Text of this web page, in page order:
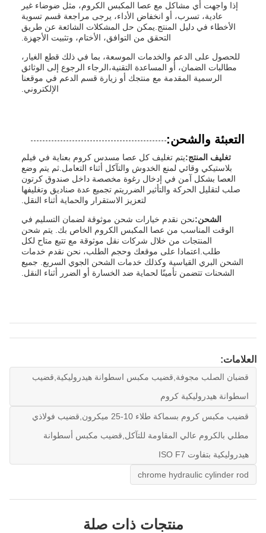
إذا واجهت أي مشاكل مع عصا المكبس الكروم، مثل ضوضاء غير
عادية، تسرب، أو انخفاض الأداء، يرجى مراجعة قسم تسوية
الأخطاء في دليل المنتج.يمكن حل المشكلات الشائعة عن طريق
التحقق من التوافق، الأختام، وتثبيت الأجهزة.
للحصول على الدعم والخدمات الموسعة، بما في ذلك قطع الغيار،
مطالبات الضمان، أو المساعدة التقنية،الرجاء الرجوع إلى الوثائق
الرسمية المقدمة مع منتجك أو زيارة قسم الدعم في موقعنا
الإلكتروني.
التعبئة والشحن:
تغليف المنتج:يتم تغليف كل عصا مسدس كروم بعناية في فيلم
بلاستيكي وقائي لمنع الخدوش والتآكل أثناء التعامل.ثم يتم وضع
العصا بشكل آمن في إدخال رغوة مخصصة داخل صندوق كرتون
صلب لتقليل الحركة والتأثير الضرريتم تجميع عدة صناديق وتغليفها
لتعزيز الاستقرار والحماية أثناء النقل.
الشحن:نحن نقدم خيارات شحن موثوقة لضمان التسليم في
الوقت المناسب من عصا المكبس الكروم الخاص بك. يتم شحن
المنتجات من خلال شركات نقل موثوقة مع تتبع متاح لكل
طلب.اعتمادا على موقعك وحجم الطلب، نحن نقدم خدمات
الشحن البري القياسية وكذلك خدمات الشحن الجوي السريع. جميع
الشحنات تتضمن تأمينًا لحماية ضد الخسارة أو الضرر أثناء النقل.
العلامات:
قضبان الصلب مجوفة,قضيب مكبس اسطوانة هيدروليكية,قضيب
اسطوانة هيدروليكية كروم
قضيب مكبس كروم بسماكة طلاء 10-25 ميكرون,قضيب فولاذي
مطلي بالكروم عالي المقاومة للتآكل,قضيب مكبس أسطوانة
هيدروليكية بتفاوت ISO F7
chrome hydraulic cylinder rod
منتجات ذات صلة